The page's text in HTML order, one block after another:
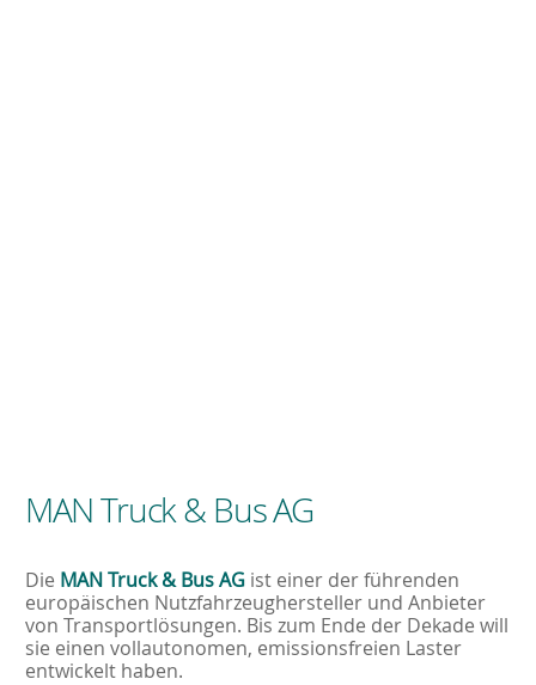
MAN Truck & Bus AG
Die MAN Truck & Bus AGist einer der führenden
europäischen Nutzfahrzeughersteller und Anbieter
von Transportlösungen. Bis zum Ende der Dekade will
sie einen vollautonomen, emissionsfreien Laster
entwickelt haben.